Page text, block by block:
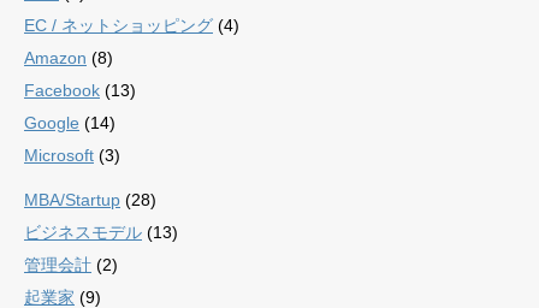
EC / ネットショッピング (4)
Amazon (8)
Facebook (13)
Google (14)
Microsoft (3)
MBA/Startup (28)
ビジネスモデル (13)
管理会計 (2)
起業家 (9)